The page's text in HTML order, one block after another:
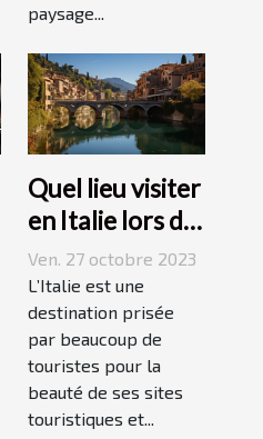
paysage...
Quel lieu visiter
en Italie lors de
vos vacances ?
Ven. 27 octobre 2023
L’Italie est une
destination prisée
par beaucoup de
touristes pour la
beauté de ses sites
touristiques et...